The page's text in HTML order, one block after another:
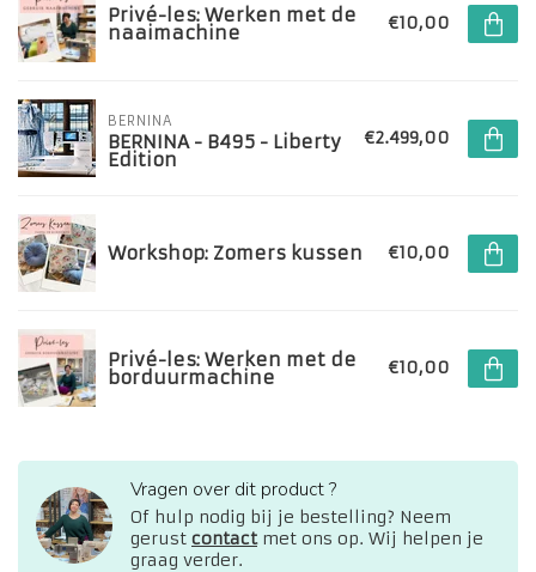
Privé-les: Werken met de
naaimachine €10,00
BERNINA
BERNINA - B495 - Liberty
Edition
€2.499,00
Workshop: Zomers kussen €10,00
Privé-les: Werken met de
borduurmachine €10,00
Vragen over dit product ?
Of hulp nodig bij je bestelling? Neem
gerust contactmet ons op. Wij helpen je
graag verder.